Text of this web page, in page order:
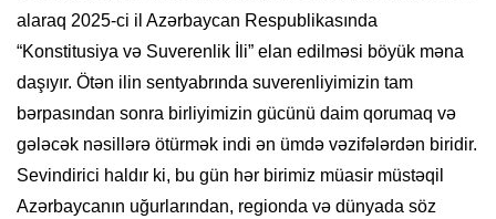
alaraq 2025-ci il Azərbaycan Respublikasında
“Konstitusiya və Suverenlik İli” elan edilməsi böyük məna
daşıyır. Ötən ilin sentyabrında suverenliyimizin tam
bərpasından sonra birliyimizin gücünü daim qorumaq və
gələcək nəsillərə ötürmək indi ən ümdə vəzifələrdən biridir.
Sevindirici haldır ki, bu gün hər birimiz müasir müstəqil
Azərbaycanın uğurlarından, regionda və dünyada söz